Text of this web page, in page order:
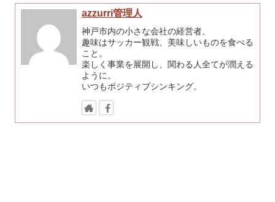
azzurri管理人
神戸市内の小さな会社の経営者。
趣味はサッカー観戦、美味しいものを食べる
こと。
楽しく事業を展開し、関わる人全てが潤える
ように。
いつもポジティブシンキング。